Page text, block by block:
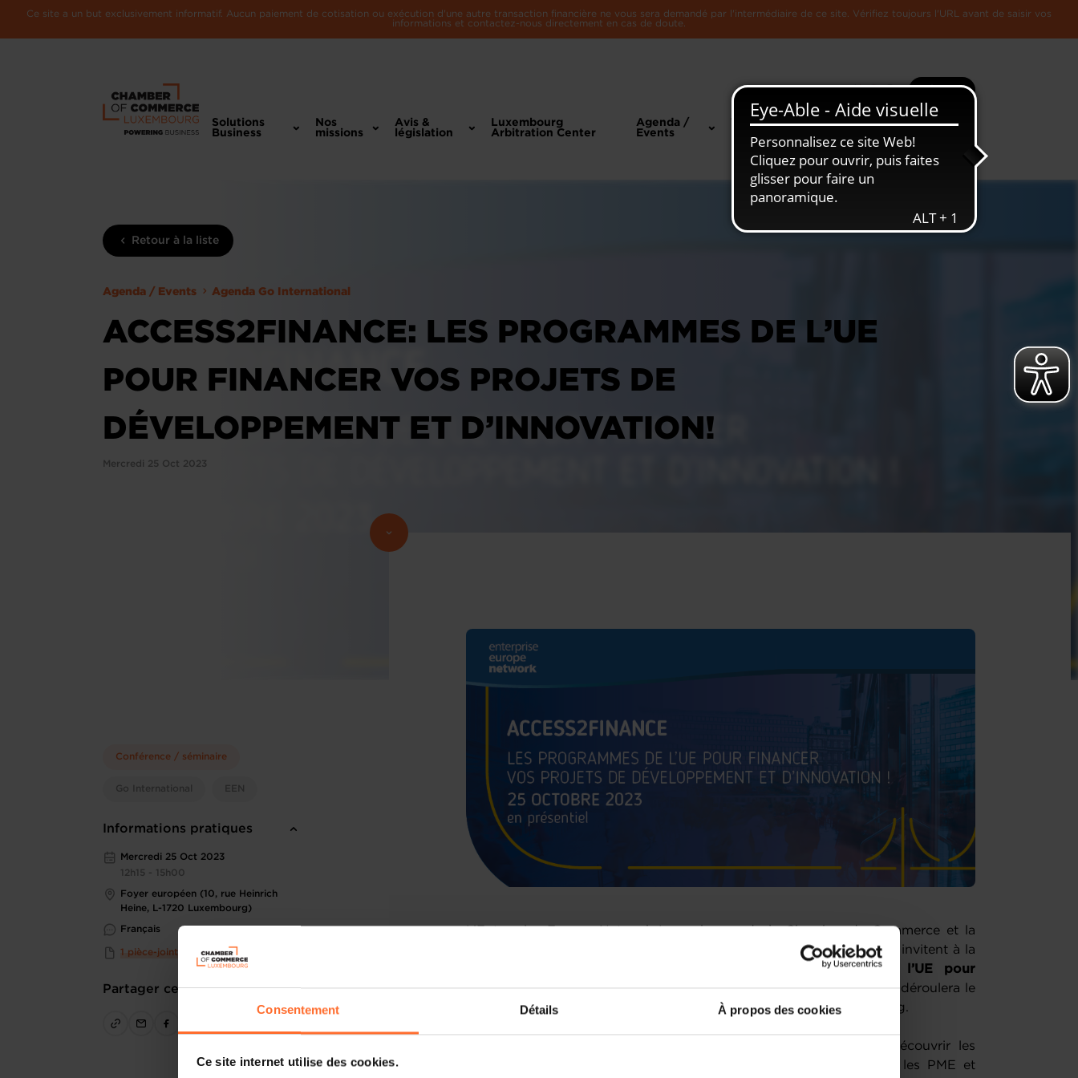
Consentement Détails À propos des cookies
Ce site internet utilise des cookies.
Ce site a un but exclusivement informatif. Aucun paiement de cotisation ou exécution d'une autre transaction financière ne vous sera demandé par l'intermédiaire de ce site. Vérifiez toujours l'URL avant de saisir vos
informations et contactez-nous directement en cas de doute.
Recherche Plus
Solutions
Business
Nos
missions
Avis &
législation
Luxembourg
Arbitration Center
Agenda /
Events
Toute
L'Economie
Retour à la liste
Agenda / Events Agenda Go International
ACCESS2FINANCE: LES PROGRAMMES DE L’UE
POUR FINANCER VOS PROJETS DE
DÉVELOPPEMENT ET D’INNOVATION!
Mercredi 25 Oct 2023
Conférence / séminaire
Go International EEN
Informations pratiques
Mercredi 25 Oct 2023
12h15 - 15h00
Foyer européen (10, rue Heinrich
Heine, L-1720 Luxembourg)
Français
1 pièce-jointe
Partager cet article
L’Enterprise Europe Network-Luxembourg de la Chambre de Commerce et la
Représentation de la Commission européenne au Luxembourg vous invitent à la
« Access2Finance: Les programmes de l’UE pour
financer vos projets de développement et d’innovation! »qui se déroulera le
25 octobre 2023 à partir de 12h15
au Foyer européen à Luxembourg.
Grâce à cet événement interactif, vous aurez la possibilité de découvrir les
directement accessibles pour les PME et